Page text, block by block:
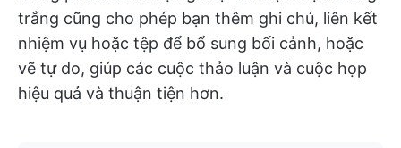
trắng cũng cho phép bạn thêm ghi chú, liên kết
nhiệm vụ hoặc tệp để bổ sung bối cảnh, hoặc
vẽ tự do, giúp các cuộc thảo luận và cuộc họp
hiệu quả và thuận tiện hơn.